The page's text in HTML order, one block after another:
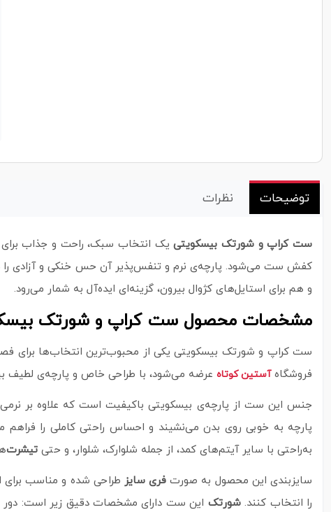
توضیحات نظرات
ست کراپ و شورتک بیسکویتییک انتخاب سبک، راحت و جذاب برای
کفش ست می‌شود. پارچه‌ی نرم و تنفس‌پذیر آن حس خنکی و آزادی را
و هم برای استایل‌های کژوال بیرون، گزینه‌ای ایده‌آل به شمار می‌رود.
مشخصات محصول ست کراپ و شورتک
ست کراپ و شورتک بیسکویتی یکی از محبوب‌ترین انتخاب‌ها برای
فروشگاه آستین کوتاه عرضه می‌شود، با طراحی خاص و پارچه‌ی لطیف
جنس این ست از پارچه‌ی بیسکویتی باکیفیت است که علاوه بر
پارچه به خوبی روی بدن می‌نشیند و احساس راحتی کاملی را
به‌راحتی با سایر آیتم‌های کمد، از جمله شلوارک، شلوار، و حتی تیشرت
سایزبندی این محصول به صورت فری سایز
را انتخاب کنند.شورتک